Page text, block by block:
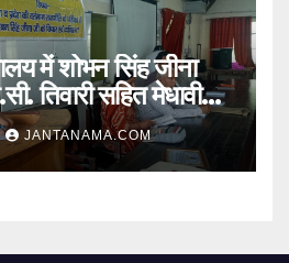
में शोभन सिंह जीना
तिवारी सहित मेधावी
JANTANAMA.COM